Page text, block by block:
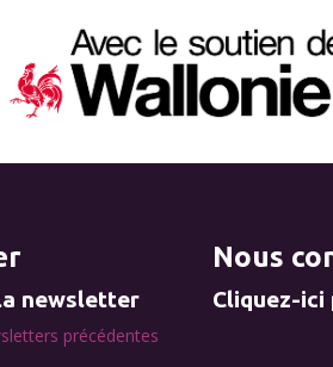
newsletter
précédentes
Nous
Cliquez-ici